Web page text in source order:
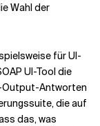
Wahl der
für UI-
UI-Tool die
Output-Antworten
die auf
das, was